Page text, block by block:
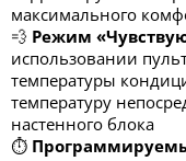
максимального
💨 Режим
использовании
температуры
температуру
настенного блока
⏱️